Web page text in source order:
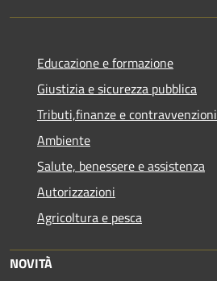
Educazione e formazione
Giustizia e sicurezza pubblica
Tributi,finanze e contravvenzioni
Ambiente
Salute, benessere e assistenza
Autorizzazioni
Agricoltura e pesca
NOVITÀ